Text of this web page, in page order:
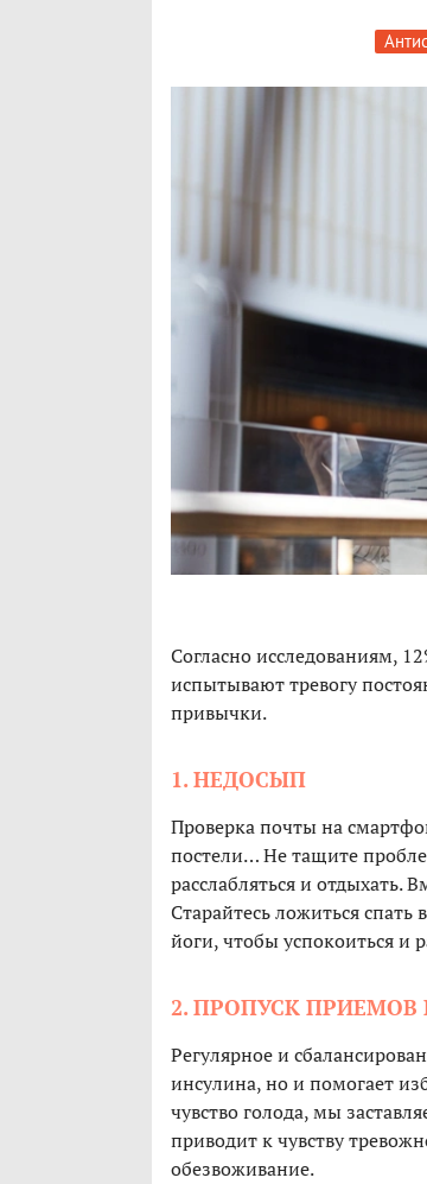
Согласно исследованиям,
испытывают тревогу
привычки.
1. НЕДОСЫП
Проверка почты на
постели… Не тащите
расслабляться и отдыхать.
Старайтесь ложиться
йоги, чтобы успокоиться и
2. ПРОПУСК
Регулярное и
инсулина, но и помогает
чувство голода, мы
приводит к чувству
обезвоживание.